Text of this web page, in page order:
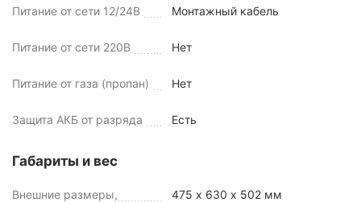
Питание от сети 12/24В Монтажный кабель
Питание от сети 220В Нет
Питание от газа (пропан) Нет
Защита АКБ от разряда Есть
Габариты и вес
Внешние размеры,
475 х 630 х 502 мм